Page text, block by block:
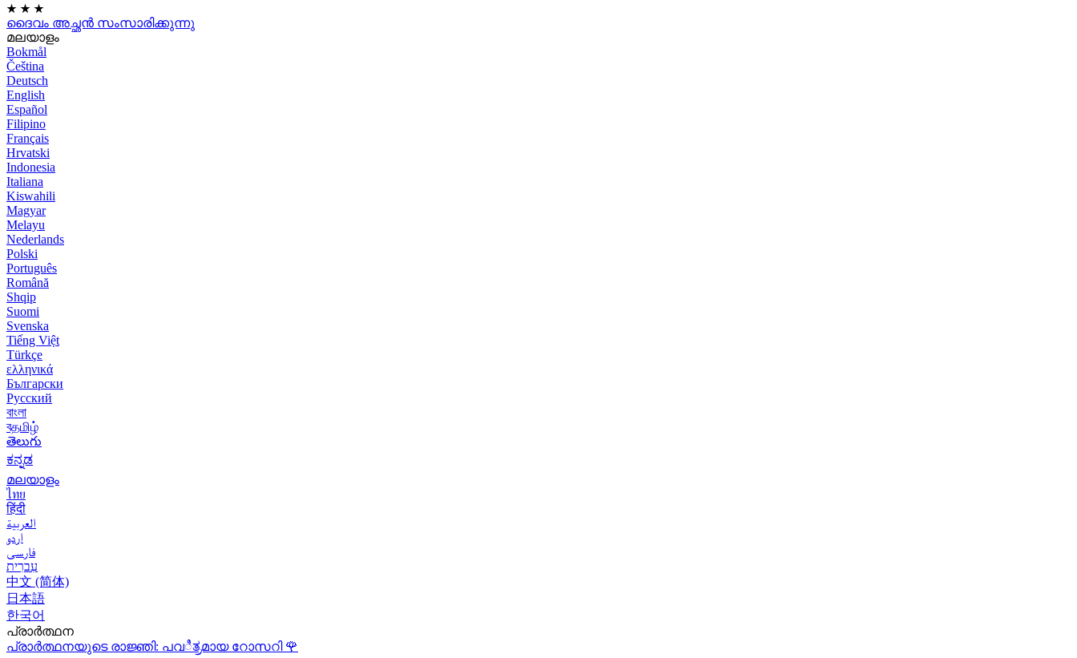
★ ★ ★
ദൈവം അച്ഛൻ സംസാരിക്കുന്നു
മലയാളം
Bokmål
Čeština
Deutsch
English
Español
Filipino
Français
Hrvatski
Indonesia
Italiana
Kiswahili
Magyar
Melayu
Nederlands
Polski
Português
Română
Shqip
Suomi
Svenska
Tiếng Việt
Türkçe
ελληνικά
Български
Русский
বাংলা
বதமிழ்
తెలుగు
ಕನ್ನಡ
മലയാളം
ไทย
हिंदी
العربية
اردو
فارسی
עִברִית
中文 (简体)
日本語
한국어
പ്രാർത്ഥന
പ്രാർത്ഥനയുടെ രാജ്ഞി: പവಿತ್ರമായ റോസറി 🌹